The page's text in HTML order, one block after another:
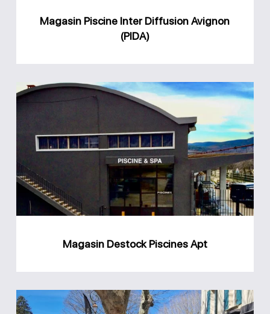
Magasin Piscine Inter Diffusion Avignon
(PIDA)
Magasin
Destock
Piscines
Apt
Magasin Destock Piscines Apt
Magasin